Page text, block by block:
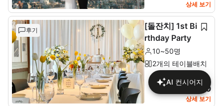
상세 보기
후기
[돌잔치] 1st Bi
rthday Party
10~50명
2개의 테이블배치
1인당 예상가
₩137,680
상세 보기
AI 컨시어지